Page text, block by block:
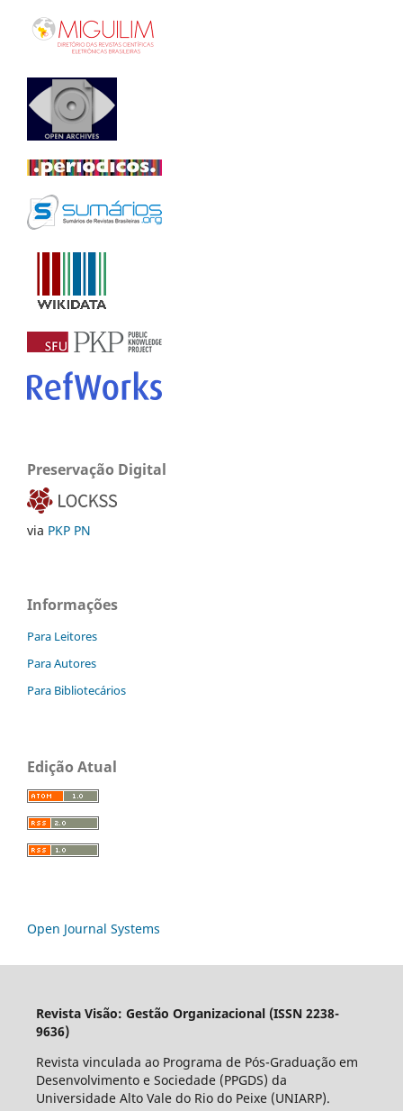
Preservação Digital
via PKP PN
Informações
Para Leitores
Para Autores
Para Bibliotecários
Edição Atual
Open Journal Systems
Revista Visão: Gestão Organizacional (ISSN 2238-
9636)
Revista vinculada ao Programa de Pós-Graduação em
Desenvolvimento e Sociedade (PPGDS) da
Universidade Alto Vale do Rio do Peixe (UNIARP).